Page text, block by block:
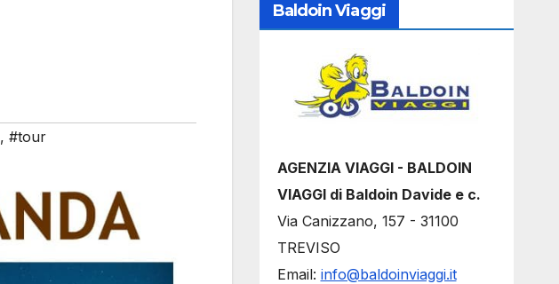
, #tour
Baldoin Viaggi
AGENZIA VIAGGI - BALDOIN
VIAGGI di Baldoin Davide e c.
Via Canizzano, 157 - 31100
TREVISO
Email: info@baldoinviaggi.it